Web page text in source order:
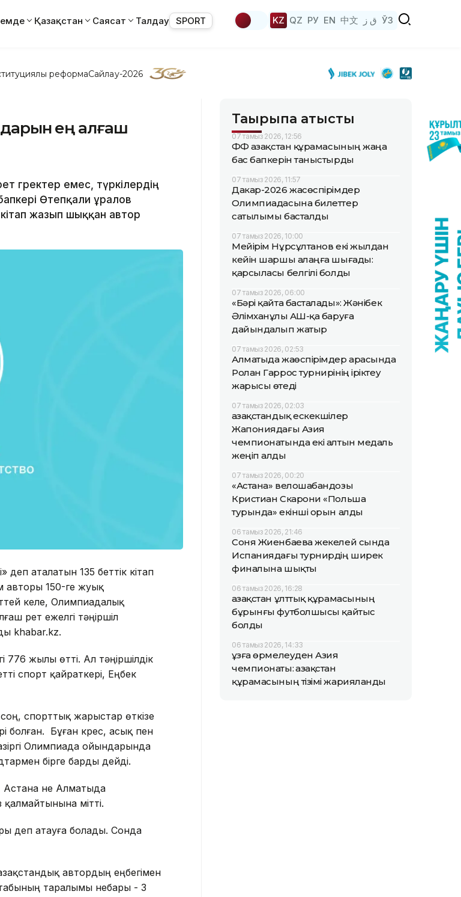
Қазақстан Саясат Талдау SPORT KZ QZ РУ EN 中文 ق ز ЎЗ
реформаСайлау-2026
ең алғаш
гректер емес, түркілердің
Өтепқали Құралов
жазып шыққан автор
деп аталатын 135 беттік кітап
авторы 150-ге жуық
келе, Олимпиадалық
рет ежелгі тәңіршіл
khabar.kz.
776 жылы өтті. Ал тәңіршілдік
спорт қайраткері, Еңбек
спорттық жарыстар өткізе
болған. Бұған күрес, асық пен
Олимпиада ойындарында
бірге барды дейді.
Астана не Алматыда
үмітті.
деп атауға болады. Сонда
автордың еңбегімен
таралымы небары - 3
Тақырыпқа қатысты
07 тамыз 2026, 12:56
ҚФФ Қазақстан құрамасының жаңа
бас бапкерін таныстырды
07 тамыз 2026, 11:57
Дакар-2026 жасөспірімдер
Олимпиадасына билеттер
сатылымы басталды
07 тамыз 2026, 10:00
Мейірім Нұрсұлтанов екі жылдан
кейін шаршы алаңға шығады:
қарсыласы белгілі болды
07 тамыз 2026, 06:00
«Бәрі қайта басталады»: Жәнібек
Әлімханұлы АҚШ-қа баруға
дайындалып жатыр
07 тамыз 2026, 02:53
Алматыда жаөспірімдер арасында
Ролан Гаррос турнирінің іріктеу
жарысы өтеді
07 тамыз 2026, 02:03
Қазақстандық ескекшілер
Жапониядағы Азия
чемпионатында екі алтын медаль
жеңіп алды
07 тамыз 2026, 00:20
«Астана» велошабандозы
Кристиан Скарони «Польша
турында» екінші орын алды
06 тамыз 2026, 21:46
Соня Жиенбаева жекелей сында
Испаниядағы турнирдің ширек
финалына шықты
06 тамыз 2026, 16:28
Қазақстан ұлттық құрамасының
бұрынғы футболшысы қайтыс
болды
06 тамыз 2026, 14:33
Құзға өрмелеуден Азия
чемпионаты: Қазақстан
құрамасының тізімі жарияланды